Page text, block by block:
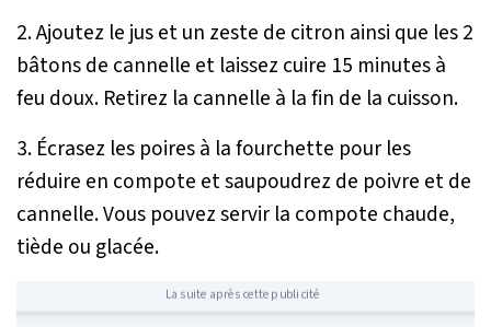
2. Ajoutez le jus et un zeste de citron ainsi que les 2
bâtons de cannelle et laissez cuire 15 minutes à
feu doux. Retirez la cannelle à la fin de la cuisson.
3. Écrasez les poires à la fourchette pour les
réduire en compote et saupoudrez de poivre et de
cannelle. Vous pouvez servir la compote chaude,
tiède ou glacée.
La suite après cette publicité